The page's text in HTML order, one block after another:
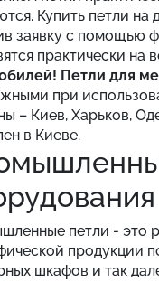
Купить петли
заявку с помощью
практически на
Петли для
при
– Киев, Харьков,
в Киеве.
петли - это
продукции
шкафов и так